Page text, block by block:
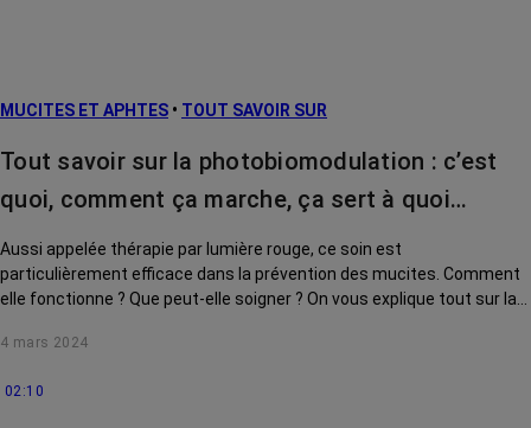
MUCITES ET APHTES • TOUT SAVOIR SUR
Tout savoir sur la photobiomodulation : c’est
quoi, comment ça marche, ça sert à quoi…
Aussi appelée thérapie par lumière rouge, ce soin est
particulièrement efficace dans la prévention des mucites. Comment
elle fonctionne ? Que peut-elle soigner ? On vous explique tout sur la
4 mars 2024
02:10